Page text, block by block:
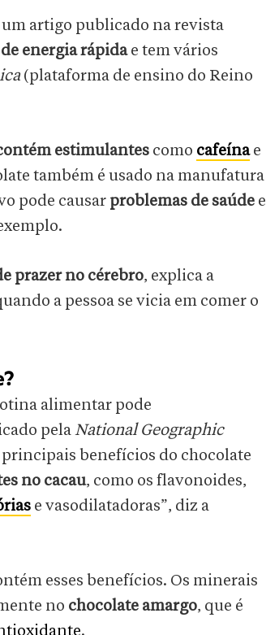
um artigo publicado na revista
energia rápidae tem vários
(plataforma de ensino do Reino
estimulantes como cafeínae
também é usado na manufatura
pode causar problemas de saúde e
prazer no cérebro, explica a
a pessoa se vicia em comer o
alimentar pode
pelaNational Geographic
principais benefícios do chocolate
no cacau, como os flavonoides,
e vasodilatadoras”, diz a
esses benefícios. Os minerais
no chocolate amargo, que é
.